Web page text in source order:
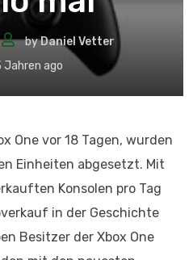
byDaniel Vetter
Jahren ago
One vor 18 Tagen, wurden
Einheiten abgesetzt. Mit
Konsolen pro Tag
in der Geschichte
Besitzer der Xbox One